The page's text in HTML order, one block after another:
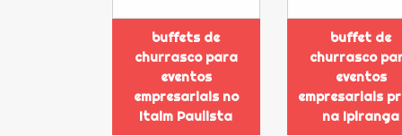
buffets de
churrasco para
eventos
empresariais no
Itaim Paulista
buffet de
churrasco
eventos
empresariais
na Ipiranga